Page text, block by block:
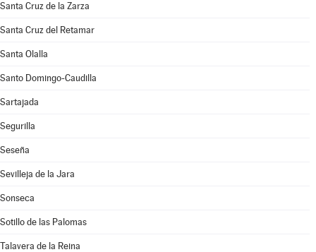
Santa Cruz de la Zarza
Santa Cruz del Retamar
Santa Olalla
Santo Domingo-Caudilla
Sartajada
Segurilla
Seseña
Sevilleja de la Jara
Sonseca
Sotillo de las Palomas
Talavera de la Reina